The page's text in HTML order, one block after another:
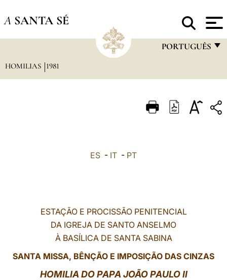
A SANTA SÉ
PORTUGUÊS
ITALIANO
中文
LATINE
HOMILIAS 1981
ES - IT - PT
ESTAÇÃO E PROCISSÃO PENITENCIAL
DA IGREJA DE SANTO ANSELMO
À BASÍLICA DE SANTA SABINA
SANTA MISSA, BÊNÇÃO E IMPOSIÇÃO DAS CINZAS
HOMILIA DO PAPA JOÃO PAULO II